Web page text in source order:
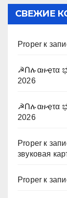
СВЕЖИЕ
Proper к
☭Ոሉαዙҿτα
2026
☭Ոሉαዙҿτα
2026
Proper к
звуковая
Proper к